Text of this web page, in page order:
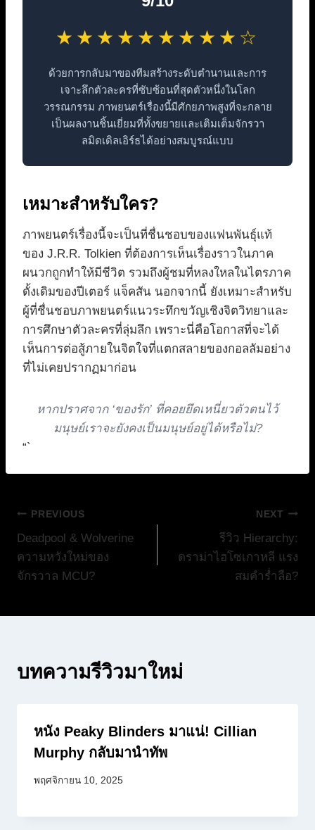
★★★★★★★★★☆
ด้วยการกลับมาของทีมสร้างระดับตำนานและการ
เจาะลึกตัวละครที่ซับซ้อนที่สุดตัวหนึ่งในโลก
วรรณกรรม ภาพยนตร์เรื่องนี้มีศักยภาพสูงที่จะกลาย
เป็นผลงานชิ้นเยี่ยมที่ทั้งขยายและเติมเต็มจักรวา
ลมิดเดิลเอิร์ธได้อย่างสมบูรณ์แบบ
เหมาะสำหรับใคร?
ภาพยนตร์เรื่องนี้จะเป็นที่ชื่นชอบของแฟนพันธุ์แท้
ของ J.R.R. Tolkien ที่ต้องการเห็นเรื่องราวในภาค
ผนวกถูกทำให้มีชีวิต รวมถึงผู้ชมที่หลงใหลในไตรภาค
ดั้งเดิมของปีเตอร์ แจ็คสัน นอกจากนี้ ยังเหมาะสำหรับ
ผู้ที่ชื่นชอบภาพยนตร์แนวระทึกขวัญเชิงจิตวิทยาและ
การศึกษาตัวละครที่ลุ่มลึก เพราะนี่คือโอกาสที่จะได้
เห็นการต่อสู้ภายในจิตใจที่แตกสลายของกอลลัมอย่าง
ที่ไม่เคยปรากฏมาก่อน
หากปราศจาก ‘ของรัก’ ที่คอยยึดเหนี่ยวตัวตนไว้
มนุษย์เราจะยังคงเป็นมนุษย์อยู่ได้หรือไม่?
“`
แนะแนว
เรื่อง
PREVIOUS
Deadpool & Wolverine
ความหวังใหม่ของ
จักรวาล MCU?
NEXT
รีวิว Hierarchy:
ดราม่าไฮโซเกาหลี แรง
สมคำร่ำลือ?
บทความรีวิวมาใหม่
หนัง Peaky Blinders มาแน่! Cillian
Murphy กลับมานำทัพ
พฤศจิกายน 10, 2025